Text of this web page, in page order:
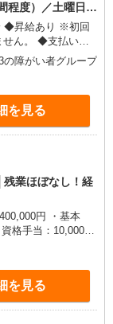
程度）／土曜日や
：３０以降可
◆昇給あり ※初回
払い方
給 ※直行直帰OK
の障がい者グループ
を見る
業ほぼなし！経
円 ・基本
格手当：10,000〜
70,000円 ・処遇改
続年数、保有資格
20,000円（10時
場合には超過勤務
：10,000円/1回
を見る